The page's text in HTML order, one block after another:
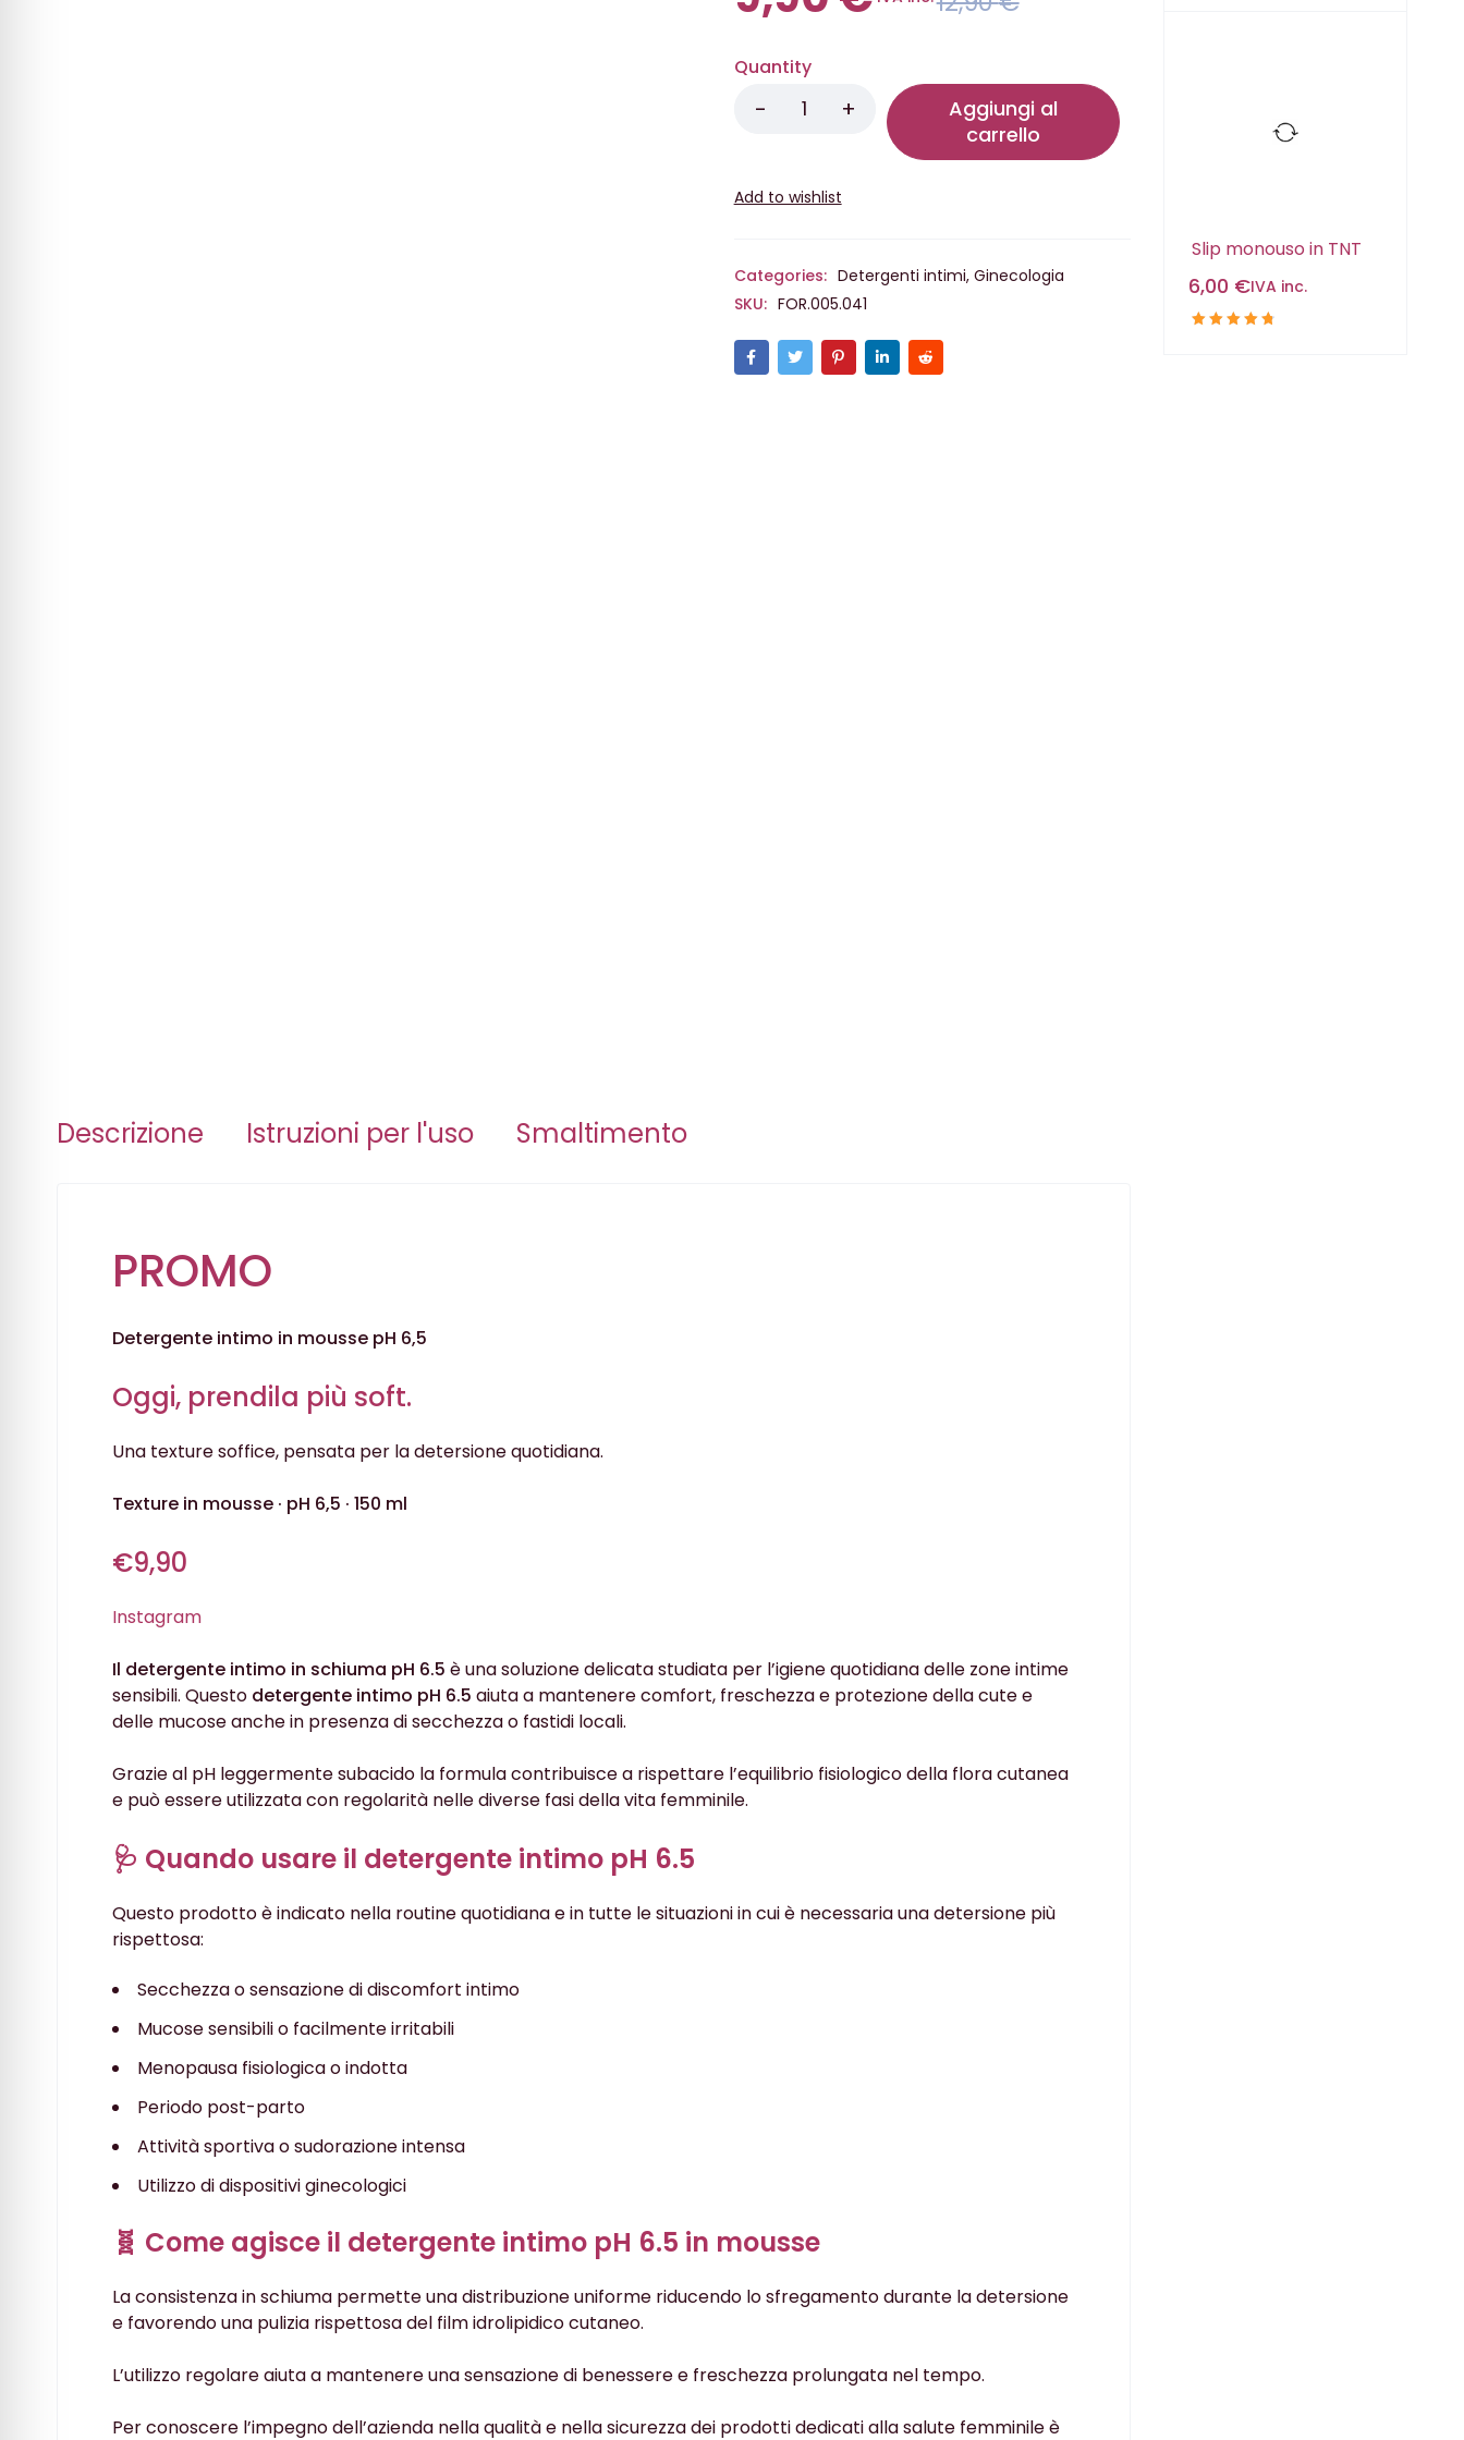
Quantity
Aggiungi al
carrello
Categories: Detergenti intimi, Ginecologia
SKU: FOR.005.041
Descrizione Istruzioni per l'uso Smaltimento
PROMO
Detergente intimo in mousse pH 6,5
Oggi, prendila più soft.
Una texture soffice, pensata per la detersione quotidiana.
Texture in mousse · pH 6,5 · 150 ml
€9,90
Instagram
Il detergente intimo in schiuma pH 6.5 è una soluzione delicata studiata per l’igiene quotidiana delle zone intime
sensibili. Questo detergente intimo pH 6.5 aiuta a mantenere comfort, freschezza e protezione della cute e
delle mucose anche in presenza di secchezza o fastidi locali.
Grazie al pH leggermente subacido la formula contribuisce a rispettare l’equilibrio fisiologico della flora cutanea
e può essere utilizzata con regolarità nelle diverse fasi della vita femminile.
🩺 Quando usare il detergente intimo pH 6.5
Questo prodotto è indicato nella routine quotidiana e in tutte le situazioni in cui è necessaria una detersione più
rispettosa:
Secchezza o sensazione di discomfort intimo
Mucose sensibili o facilmente irritabili
Menopausa fisiologica o indotta
Periodo post-parto
Attività sportiva o sudorazione intensa
Utilizzo di dispositivi ginecologici
🧬 Come agisce il detergente intimo pH 6.5 in mousse
La consistenza in schiuma permette una distribuzione uniforme riducendo lo sfregamento durante la detersione
e favorendo una pulizia rispettosa del film idrolipidico cutaneo.
L’utilizzo regolare aiuta a mantenere una sensazione di benessere e freschezza prolungata nel tempo.
Per conoscere l’impegno dell’azienda nella qualità e nella sicurezza dei prodotti dedicati alla salute femminile è
Slip monouso in TNT
6,00 €IVA inc.